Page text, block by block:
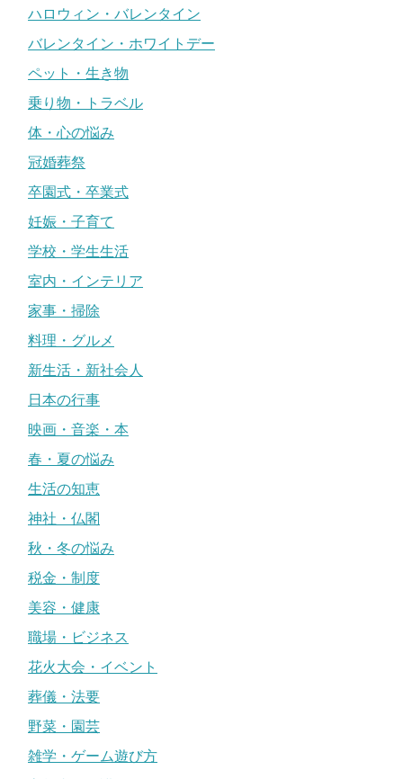
ハロウィン・バレンタイン
バレンタイン・ホワイトデー
ペット・生き物
乗り物・トラベル
体・心の悩み
冠婚葬祭
卒園式・卒業式
妊娠・子育て
学校・学生生活
室内・インテリア
家事・掃除
料理・グルメ
新生活・新社会人
日本の行事
映画・音楽・本
春・夏の悩み
生活の知恵
神社・仏閣
秋・冬の悩み
税金・制度
美容・健康
職場・ビジネス
花火大会・イベント
葬儀・法要
野菜・園芸
雑学・ゲーム遊び方